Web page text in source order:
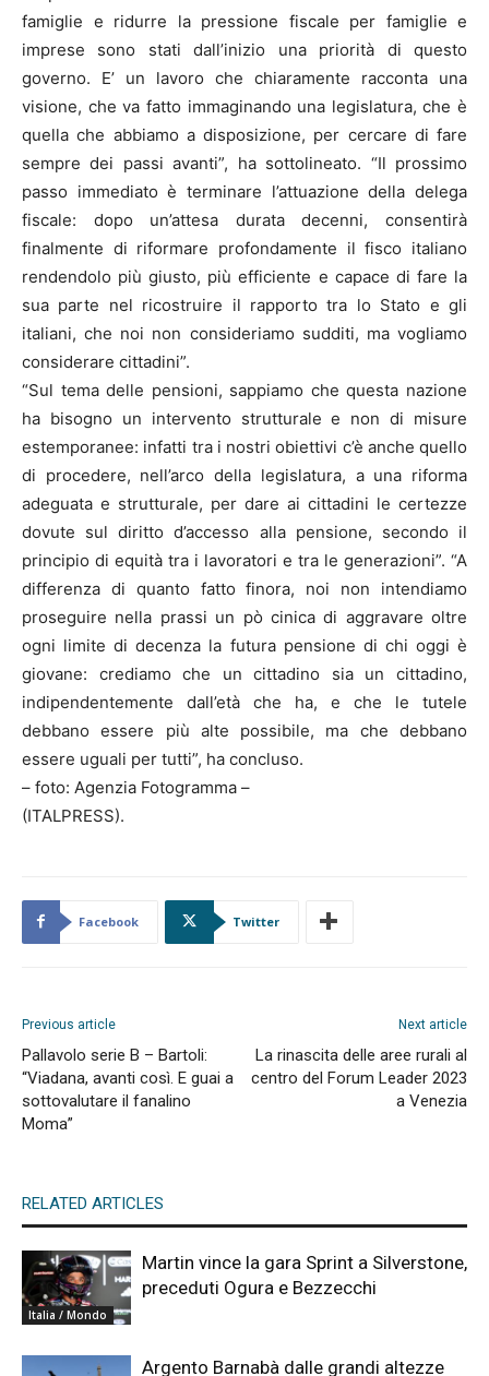
famiglie e ridurre la pressione fiscale per famiglie e
imprese sono stati dall’inizio una priorità di questo
governo. E’ un lavoro che chiaramente racconta una
visione, che va fatto immaginando una legislatura, che è
quella che abbiamo a disposizione, per cercare di fare
sempre dei passi avanti”, ha sottolineato. “Il prossimo
passo immediato è terminare l’attuazione della delega
fiscale: dopo un’attesa durata decenni, consentirà
finalmente di riformare profondamente il fisco italiano
rendendolo più giusto, più efficiente e capace di fare la
sua parte nel ricostruire il rapporto tra lo Stato e gli
italiani, che noi non consideriamo sudditi, ma vogliamo
considerare cittadini”.
“Sul tema delle pensioni, sappiamo che questa nazione
ha bisogno un intervento strutturale e non di misure
estemporanee: infatti tra i nostri obiettivi c’è anche quello
di procedere, nell’arco della legislatura, a una riforma
adeguata e strutturale, per dare ai cittadini le certezze
dovute sul diritto d’accesso alla pensione, secondo il
principio di equità tra i lavoratori e tra le generazioni”. “A
differenza di quanto fatto finora, noi non intendiamo
proseguire nella prassi un pò cinica di aggravare oltre
ogni limite di decenza la futura pensione di chi oggi è
giovane: crediamo che un cittadino sia un cittadino,
indipendentemente dall’età che ha, e che le tutele
debbano essere più alte possibile, ma che debbano
essere uguali per tutti”, ha concluso.
– foto: Agenzia Fotogramma –
(ITALPRESS).
Facebook Twitter
Previous article
Pallavolo serie B – Bartoli:
“Viadana, avanti così. E guai a
sottovalutare il fanalino
Moma”
Next article
La rinascita delle aree rurali al
centro del Forum Leader 2023
a Venezia
RELATED ARTICLES
Italia / Mondo
Martin vince la gara Sprint a Silverstone,
preceduti Ogura e Bezzecchi
Argento Barnabà dalle grandi altezze